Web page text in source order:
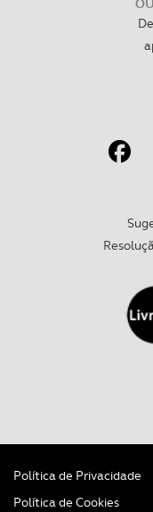
Política de Privacidade
Política de Cookies